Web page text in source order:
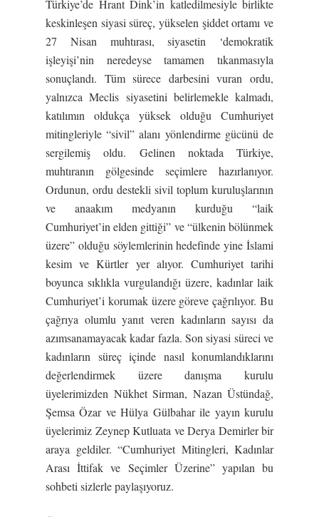
Türkiye’de Hrant Dink’in katledilmesiyle birlikte
keskinleşen siyasi süreç, yükselen şiddet ortamı ve
27 Nisan muhtırası, siyasetin ‘demokratik
işleyişi’nin neredeyse tamamen tıkanmasıyla
sonuçlandı. Tüm sürece darbesini vuran ordu,
yalnızca Meclis siyasetini belirlemekle kalmadı,
katılımın oldukça yüksek olduğu Cumhuriyet
mitingleriyle “sivil” alanı yönlendirme gücünü de
sergilemiş oldu. Gelinen noktada Türkiye,
muhtıranın gölgesinde seçimlere hazırlanıyor.
Ordunun, ordu destekli sivil toplum kuruluşlarının
ve anaakım medyanın kurduğu “laik
Cumhuriyet’in elden gittiği” ve “ülkenin bölünmek
üzere” olduğu söylemlerinin hedefinde yine İslami
kesim ve Kürtler yer alıyor. Cumhuriyet tarihi
boyunca sıklıkla vurgulandığı üzere, kadınlar laik
Cumhuriyet’i korumak üzere göreve çağrılıyor. Bu
çağrıya olumlu yanıt veren kadınların sayısı da
azımsanamayacak kadar fazla. Son siyasi süreci ve
kadınların süreç içinde nasıl konumlandıklarını
değerlendirmek üzere danışma kurulu
üyelerimizden Nükhet Sirman, Nazan Üstündağ,
Şemsa Özar ve Hülya Gülbahar ile yayın kurulu
üyelerimiz Zeynep Kutluata ve Derya Demirler bir
araya geldiler. “Cumhuriyet Mitingleri, Kadınlar
Arası İttifak ve Seçimler Üzerine” yapılan bu
sohbeti sizlerle paylaşıyoruz.